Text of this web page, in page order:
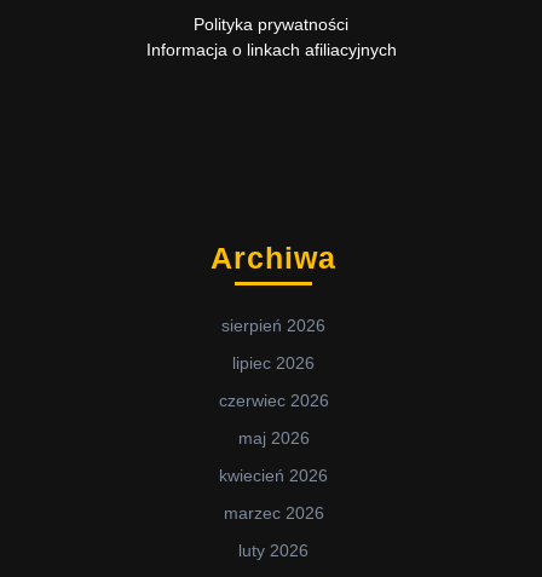
Polityka prywatności
Informacja o linkach afiliacyjnych
Archiwa
sierpień 2026
lipiec 2026
czerwiec 2026
maj 2026
kwiecień 2026
marzec 2026
luty 2026